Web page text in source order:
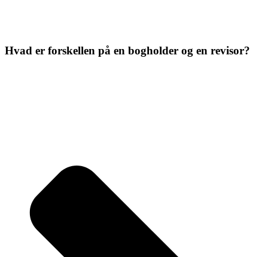
Hvad er forskellen på en bogholder og en revisor?